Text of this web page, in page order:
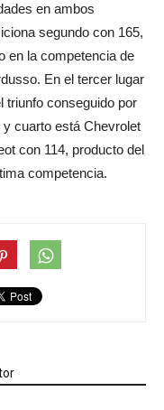
en ambos
segundo con 165,
en la competencia de
En el tercer lugar
triunfo conseguido por
cuarto está Chevrolet
con 114, producto del
competencia.